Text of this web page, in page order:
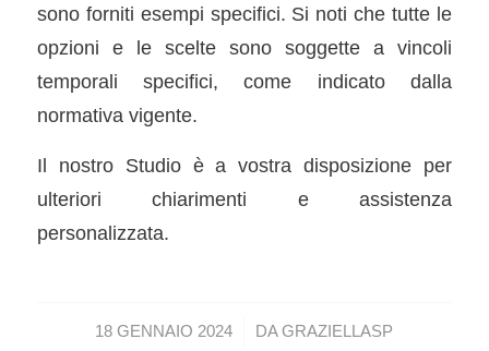
sono forniti esempi specifici. Si noti che tutte le
opzioni e le scelte sono soggette a vincoli
temporali specifici, come indicato dalla
normativa vigente.
Il nostro Studio è a vostra disposizione per
ulteriori chiarimenti e assistenza
personalizzata.
18 GENNAIO 2024
/ DAGRAZIELLASP